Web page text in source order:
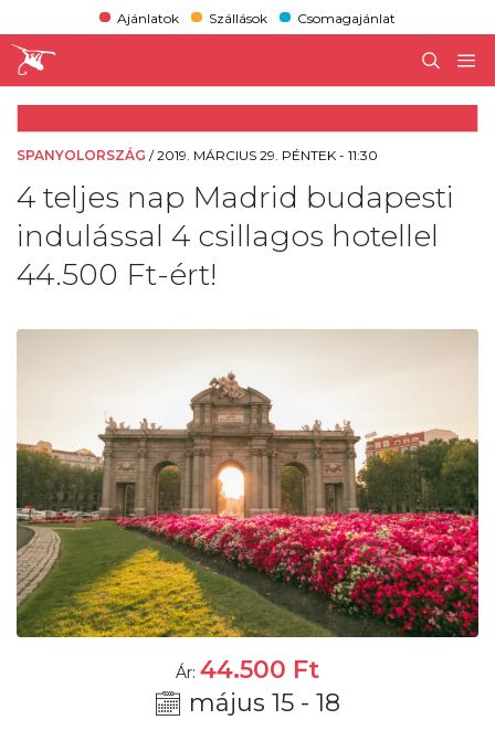
Ajánlatok Szállások Csomagajánlat
SPANYOLORSZÁG /2019. MÁRCIUS 29. PÉNTEK - 11:30
4 teljes nap Madrid budapesti
indulással 4 csillagos hotellel
44.500 Ft-ért!
Ár: 44.500 Ft
május 15 - 18